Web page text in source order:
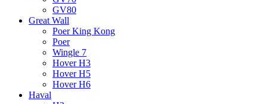
GV80
Great Wall
Poer King Kong
Poer
Wingle 7
Hover H3
Hover H5
Hover H6
Haval